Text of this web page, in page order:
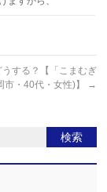
する？【「こまむぎ
市・40代・女性)】
→